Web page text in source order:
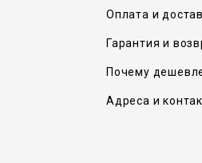
Оплата и
Гарантия и
Почему
Адреса и